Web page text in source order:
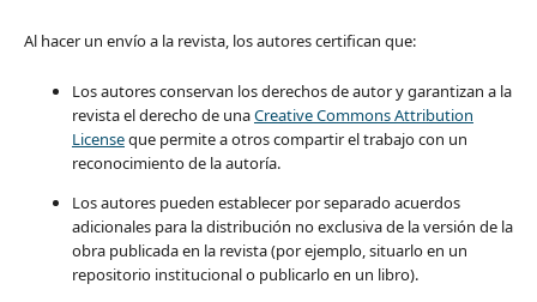
Al hacer un envío a la revista, los autores certifican que:
Los autores conservan los derechos de autor y garantizan a la
revista el derecho de unaCreative Commons Attribution
Licenseque permite a otros compartir el trabajo con un
reconocimiento de la autoría.
Los autores pueden establecer por separado acuerdos
adicionales para la distribución no exclusiva de la versión de la
obra publicada en la revista (por ejemplo, situarlo en un
repositorio institucional o publicarlo en un libro).